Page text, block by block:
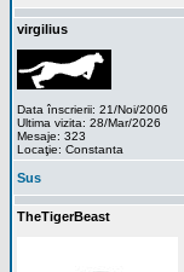
virgilius
Data înscrierii: 21/Noi/2006
Ultima vizita: 28/Mar/2026
Mesaje: 323
Locaţie: Constanta
Sus
TheTigerBeast